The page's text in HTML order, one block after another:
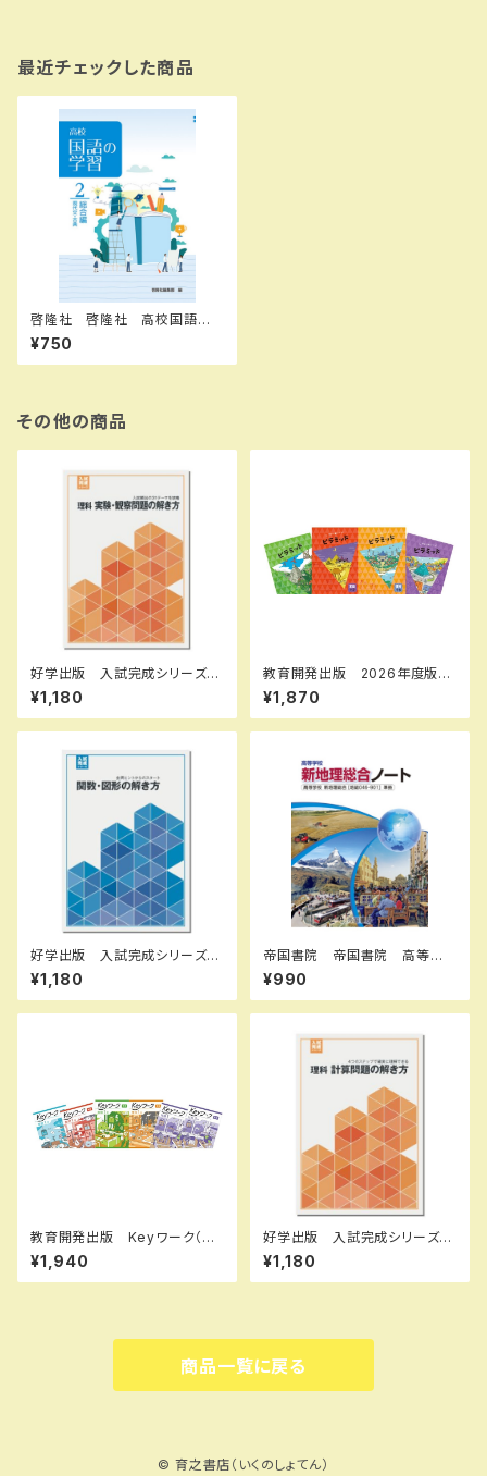
最近チェックした商品
啓隆社 啓隆社 高校国語の
学習 ２ 総合編 2026年度
版 新品 問題集本体のみ
別冊解答なし 新品 問題集本
16Z9XQV SKU：00402061
¥750
その他の商品
好学出版 入試完成シリーズ
理科 実験・観察問題の解き
方 2026年度版 新品完全セ
ット ISBN：B0D3B6Q131 I
U：085-975-084
¥1,180
教育開発出版 2026年度版
ピラミッド 国語 小1～6 各
学年（選択ください） 問題集本
体と別冊解答つき 新品完全セ
¥1,870
好学出版 入試完成シリーズ
関数・図形の解き方 2026年
度版 新品完全セット ISBN：
B0D3B6JKYT ISBN-10：B
¥1,180
帝国書院 帝国書院 高等学
校 新地理総合ノート 2026
（令和8年度版）新品 問題集本
体と別冊解答あり 新品 問題
9784807167609 ISBN-1
0：B0GW6FX5CM SKU：00
4018763
¥990
教育開発出版 Keyワーク（キ
ーワーク） 理科 中1～3（ご
選択ください） 2026年度版
新品完全セット
¥1,940
好学出版 入試完成シリーズ
理科 計算問題の解き方 202
6年度版 新品完全セット ISB
N：B0D3B7N5ZH ISBN-1
¥1,180
商品一覧に戻る
© 育之書店（いくのしょてん）